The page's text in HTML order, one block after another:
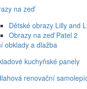
na zeď
Dětské obrazy Lilly and
Obrazy na zeď Patel 2
obklady a dlažba
kuchyňské panely
renovační